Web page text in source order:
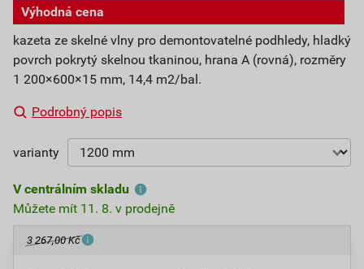
Výhodná cena
kazeta ze skelné vlny pro demontovatelné podhledy, hladký
povrch pokrytý skelnou tkaninou, hrana A (rovná), rozměry
1 200×600×15 mm, 14,4 m2/bal.
Podrobný popis
varianty
V centrálním skladu
Můžete mít 11. 8. v prodejně
3 267,00 Kč